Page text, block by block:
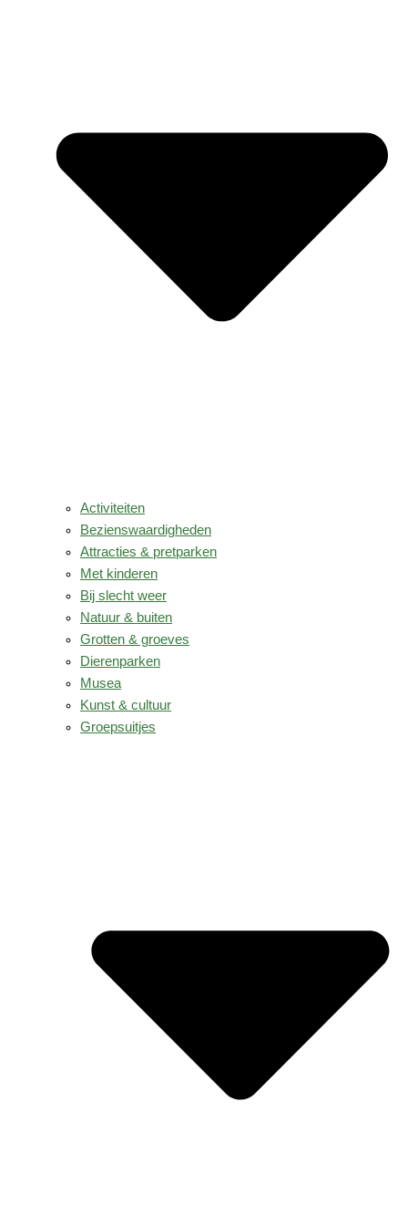
Activiteiten
Bezienswaardigheden
Attracties & pretparken
Met kinderen
Bij slecht weer
Natuur & buiten
Grotten & groeves
Dierenparken
Musea
Kunst & cultuur
Groepsuitjes